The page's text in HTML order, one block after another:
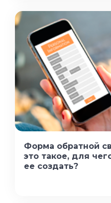
Форма обратной
это такое, для
ее создать?